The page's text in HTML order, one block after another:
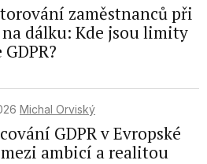
zaměstnanců při
dálku: Kde jsou limity
Michal Orviský
GDPR v Evropské
ambicí a realitou